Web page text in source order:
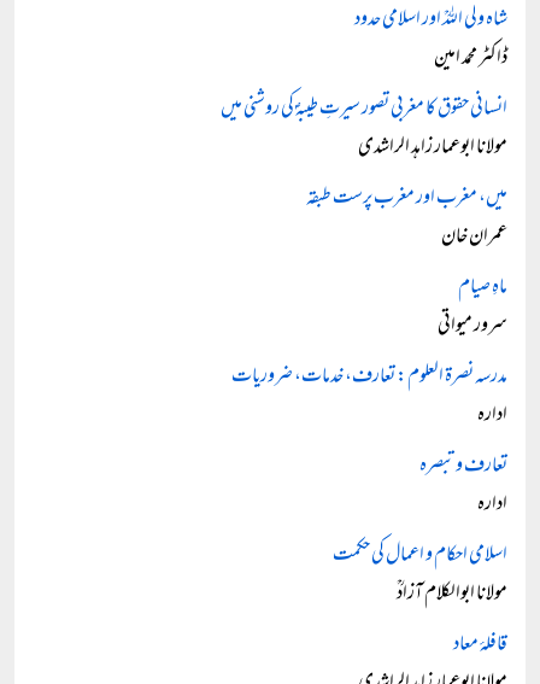
شاہ ولی اللہؒ اور اسلامی حدود
ڈاکٹر محمد امین
انسانی حقوق کا مغربی تصور سیرتِ طیبہؐ کی روشنی میں
مولانا ابوعمار زاہد الراشدی
میں، مغرب اور مغرب پرست طبقہ
عمران خان
ماہِ صیام
سرور میواتی
مدرسہ نصرۃ العلوم: تعارف، خدمات، ضروریات
ادارہ
تعارف و تبصرہ
ادارہ
اسلامی احکام و اعمال کی حکمت
مولانا ابوالکلام آزادؒ
قافلۂ معاد